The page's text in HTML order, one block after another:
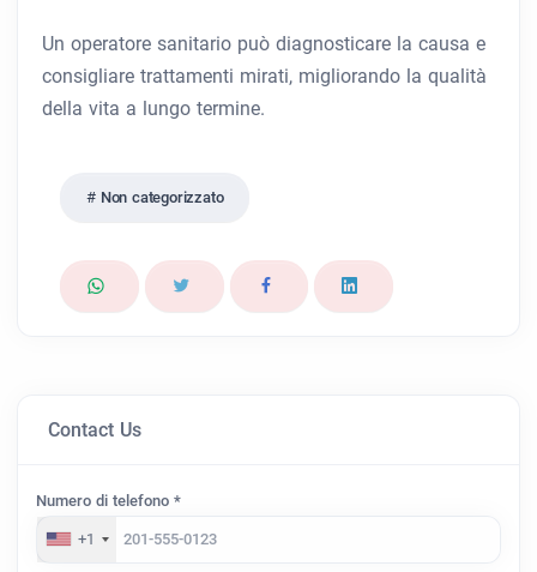
Un operatore sanitario può diagnosticare la causa e
consigliare trattamenti mirati, migliorando la qualità
della vita a lungo termine.
Non categorizzato
Contact Us
Numero di telefono *
+1